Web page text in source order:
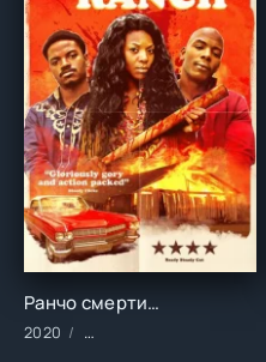
Ранчо смерти (2020)
2020 Фильмы/2020 год/